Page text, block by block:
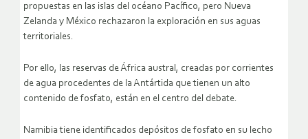
propuestas en las islas del océano Pacífico, pero Nueva
Zelanda y México rechazaron la exploración en sus aguas
territoriales.
Por ello, las reservas de África austral, creadas por corrientes
de agua procedentes de la Antártida que tienen un alto
contenido de fosfato, están en el centro del debate.
Namibia tiene identificados depósitos de fosfato en su lecho